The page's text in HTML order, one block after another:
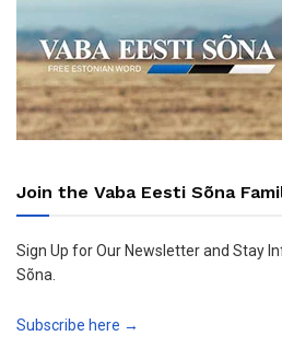
Join the Vaba Eesti Sõna
Sign Up for Our Newsletter and Stay
Sõna.
Subscribe here →